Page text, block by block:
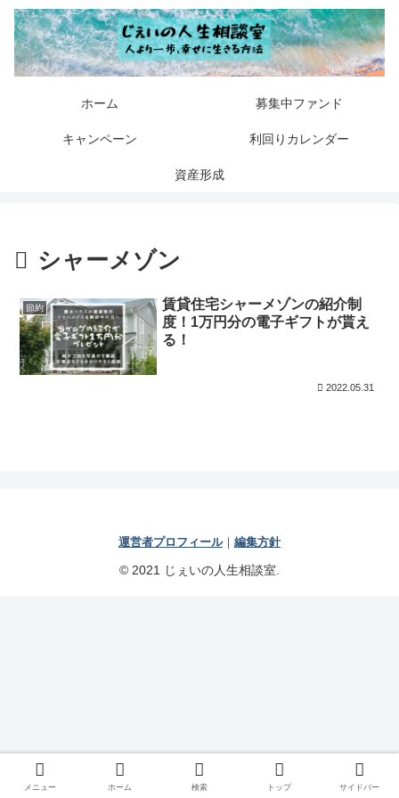
ホーム 募集中ファンド
キャンペーン 利回りカレンダー
資産形成
シャーメゾン
節約
賃貸住宅シャーメゾンの紹介制
度！1万円分の電子ギフトが貰え
る！
2022.05.31
運営者プロフィール｜ 編集方針
© 2021 じぇいの人生相談室.
メニュー ホーム 検索 トップ サイドバー